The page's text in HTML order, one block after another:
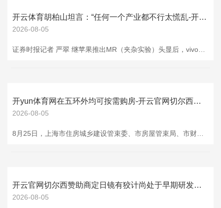
开云体育胡柏山坦言：“任何一个产业都不行太慌乱-开云官网切尔西赞助商(2025已更新(最新/官方/入口)
2026-08-05
开yun体育网在五环外均可按需购房-开云官网切尔西赞助商(2025已更新(最新/官方/入口)
2026-08-05
开云官网切尔西赞助商定日镜有狡计尚处于早期研发阶段-开云官网切尔西赞助商(2025已更新(最新/官方/入口)
2026-08-05